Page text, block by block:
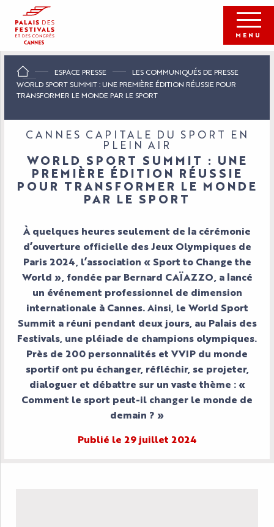
contenu
principal
MENU
ESPACE PRESSE
LES COMMUNIQUÉS DE PRESSE
WORLD SPORT SUMMIT : UNE PREMIÈRE ÉDITION RÉUSSIE POUR
TRANSFORMER LE MONDE PAR LE SPORT
CANNES CAPITALE DU SPORT EN
PLEIN AIR
WORLD SPORT SUMMIT : UNE
PREMIÈRE ÉDITION RÉUSSIE
POUR TRANSFORMER LE MONDE
PAR LE SPORT
À quelques heures seulement de la cérémonie
d’ouverture officielle des Jeux Olympiques de
Paris 2024, l’association « Sport to Change the
World », fondée par Bernard CAÏAZZO, a lancé
un événement professionnel de dimension
internationale à Cannes.Ainsi, le World Sport
Summit a réuni pendant deux jours, au Palais des
Festivals, une pléiade de champions olympiques.
Près de 200 personnalités et VVIP du monde
sportif ont pu échanger, réfléchir, se projeter,
dialoguer et débattre sur un vaste thème : «
Comment le sport peut-il changer le monde de
demain ? »
Publié le 29 juillet 2024